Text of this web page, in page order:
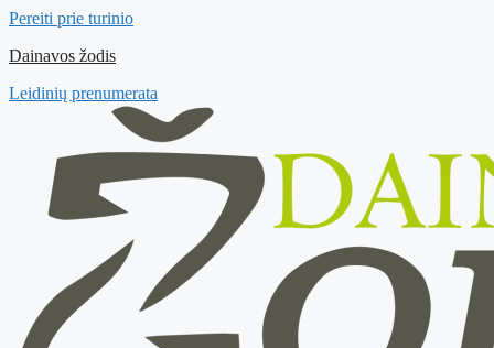
Pereiti prie turinio
Dainavos žodis
Leidinių prenumerata